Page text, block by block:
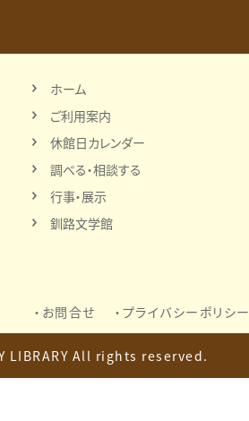
ホーム
ご利用案内
休館日カレンダー
調べる・相談する
行事・展示
釧路文学館
お問合せ プライバシーポリシー
LIBRARY All rights reserved.